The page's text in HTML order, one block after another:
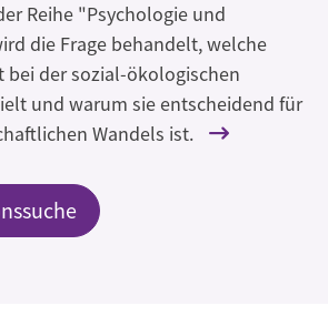
Reihe "Psychologie und
die Frage behandelt, welche
bei der sozial-ökologischen
und warum sie entscheidend für
Wandels ist.